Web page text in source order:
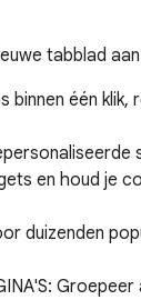
tabblad
één klik,
en houd je
duizenden